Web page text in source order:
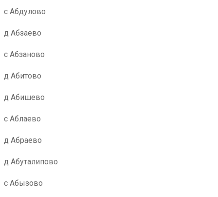
с Абдулово
д Абзаево
с Абзаново
д Абитово
д Абишево
с Аблаево
д Абраево
д Абуталипово
с Абызово